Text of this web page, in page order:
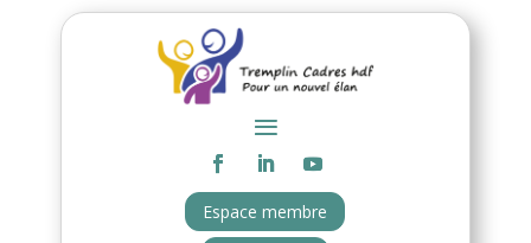
Espace membre